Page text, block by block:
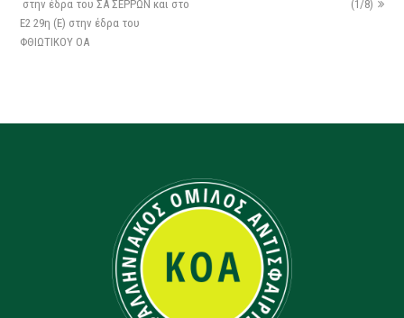
στην έδρα του ΣΑ ΣΕΡΡΩΝ και στο
Ε2 29η (Ε) στην έδρα του
ΦΘΙΩΤΙΚΟΥ ΟΑ
(1/8)